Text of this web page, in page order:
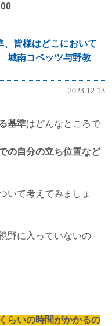
、皆様はどこにおいて
城南コベッツ与野教
2023.12.13
基準はどんなところで
の自分の立ち位置など
いて考えてみましょ
野に入っていないの
らいの時間がかかるの